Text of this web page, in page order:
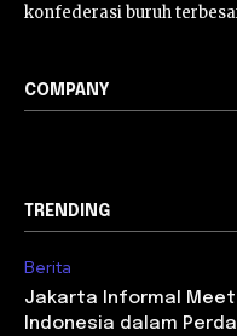
konfederasi buruh
COMPANY
TRENDING
Berita
Jakarta Informal
Indonesia dalam